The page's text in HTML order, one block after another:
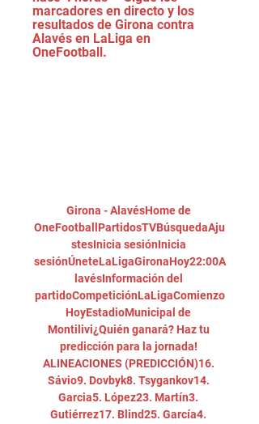
marcadores en directo y los
resultados de Girona contra
Alavés en LaLiga en
OneFootball.
Girona - AlavésHome de
OneFootballPartidosTVBúsquedaAju
stesInicia sesiónInicia
sesiónÚneteLaLigaGironaHoy22:00A
lavésInformación del
partidoCompeticiónLaLigaComienzo
HoyEstadioMunicipal de
Montilivi¿Quién ganará? Haz tu
predicción para la jornada!
ALINEACIONES (PREDICCIÓN)16.
Sávio9. Dovbyk8. Tsygankov14.
Garcia5. López23. Martín3.
Gutiérrez17. Blind25. García4.